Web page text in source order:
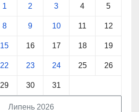
Липень 2026
1 2 3 4 5
8 9 10 11 12
15 16 17 18 19
22 23 24 25 26
29 30 31